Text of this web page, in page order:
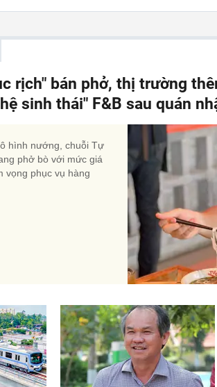
rịch" bán phở, thị trường
sinh thái" F&B sau quán
hình nướng, chuỗi Tự
phở bò với mức giá
vọng phục vụ hàng